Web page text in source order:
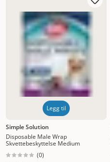
Legg til
Simple Solution
Disposable Male Wrap
Skvettebeskyttelse Medium
(0)